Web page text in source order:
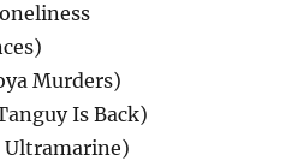
Murders)
Is Back)
Ultramarine)